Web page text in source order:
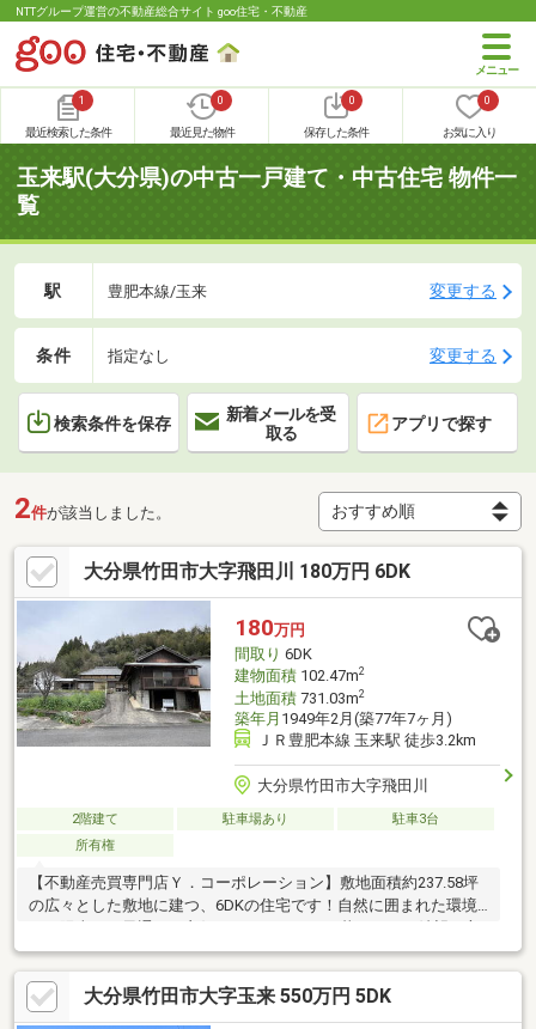
NTTグループ運営の不動産総合サイト goo住宅・不動産
1
最近検索した条件
0
最近見た物件
0
保存した条件
0
お気に入り
玉来駅(大分県)の中古一戸建て・中古住宅 物件一
覧
駅 豊肥本線/玉来 変更する
条件 指定なし 変更する
検索条件を保存
新着メールを受
取る
アプリで探す
2件が該当しました。
大分県竹田市大字飛田川 180万円 6DK
180万円
間取り 6DK
建物面積102.47m2
土地面積731.03m2
築年月 1949年2月(築77年7ヶ月)
ＪＲ豊肥本線 玉来駅 徒歩3.2km
大分県竹田市大字飛田川
2階建て 駐車場あり
駐車3台
所有権
【不動産売買専門店Ｙ．コーポレーション】敷地面積約237.58坪
の広々とした敷地に建つ、6DKの住宅です！自然に囲まれた環境
におすすめの物件です。敷地にゆとりがあるため、家庭菜園やガ
ーデニングなども楽しめます！物件は現在空き家のため、ご案内
をご希望の際は事前のご予約をお願いいたします。【ナビ検索：
大分県竹田市飛田川７０２】
大分県竹田市大字玉来 550万円 5DK